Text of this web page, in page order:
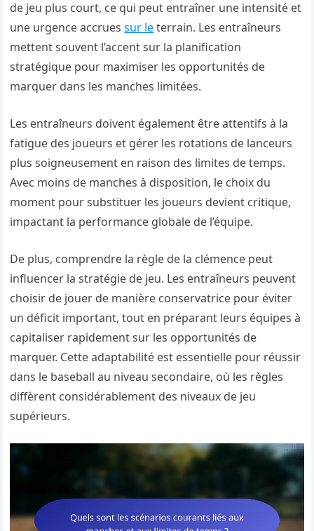
de jeu plus court, ce qui peut entraîner une intensité et
une urgence accruessur leterrain. Les entraîneurs
mettent souvent l’accent sur la planification
stratégique pour maximiser les opportunités de
marquer dans les manches limitées.
Les entraîneurs doivent également être attentifs à la
fatigue des joueurs et gérer les rotations de lanceurs
plus soigneusement en raison des limites de temps.
Avec moins de manches à disposition, le choix du
moment pour substituer les joueurs devient critique,
impactant la performance globale de l’équipe.
De plus, comprendre la règle de la clémence peut
influencer la stratégie de jeu. Les entraîneurs peuvent
choisir de jouer de manière conservatrice pour éviter
un déficit important, tout en préparant leurs équipes à
capitaliser rapidement sur les opportunités de
marquer. Cette adaptabilité est essentielle pour réussir
dans le baseball au niveau secondaire, où les règles
diffèrent considérablement des niveaux de jeu
supérieurs.